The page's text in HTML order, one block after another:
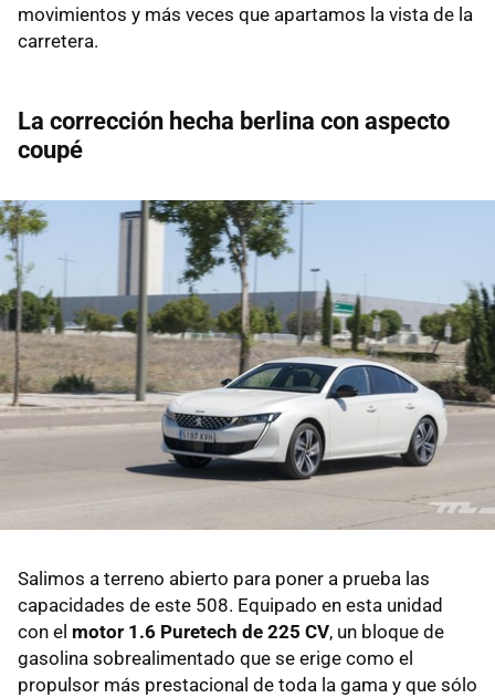
movimientos y más veces que apartamos la vista de la
carretera.
La corrección hecha berlina con aspecto
coupé
Salimos a terreno abierto para poner a prueba las
capacidades de este 508. Equipado en esta unidad
con el motor 1.6 Puretech de 225 CV, un bloque de
gasolina sobrealimentado que se erige como el
propulsor más prestacional de toda la gama y que sólo